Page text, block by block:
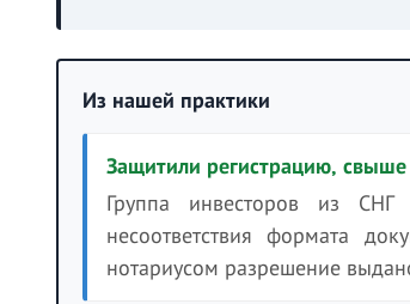
Из нашей практики
Защитили регистрацию, свыше
Группа инвесторов из
несоответствия формата
нотариусом разрешение